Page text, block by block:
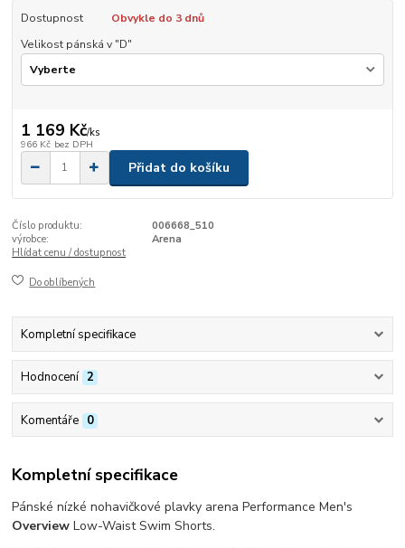
Dostupnost
Obvykle do 3 dnů
Velikost pánská v "D"
1 169 Kč/ks
966 Kč bez DPH
Přidat do košíku
Číslo produktu:
006668_510
výrobce:
Arena
Hlídat cenu / dostupnost
Do oblíbených
Kompletní specifikace
Hodnocení 2
Komentáře 0
Kompletní specifikace
Pánské nízké nohavičkové plavky arena Performance Men's
Overview Low-Waist Swim Shorts.